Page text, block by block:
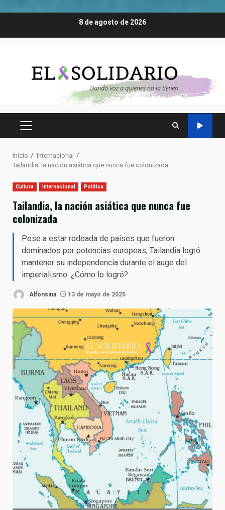
8 de agosto de 2026
MENÚ
Inicio
Internacional
Tailandia, la nación asiática que nunca fue colonizada
Cultura Internacional Política
Tailandia, la nación asiática que nunca fue
colonizada
Pese a estar rodeada de países que fueron
dominados por potencias europeas, Tailandia logró
mantener su independencia durante el auge del
imperialismo. ¿Cómo lo logró?
Alfonsina 13 de mayo de 2025